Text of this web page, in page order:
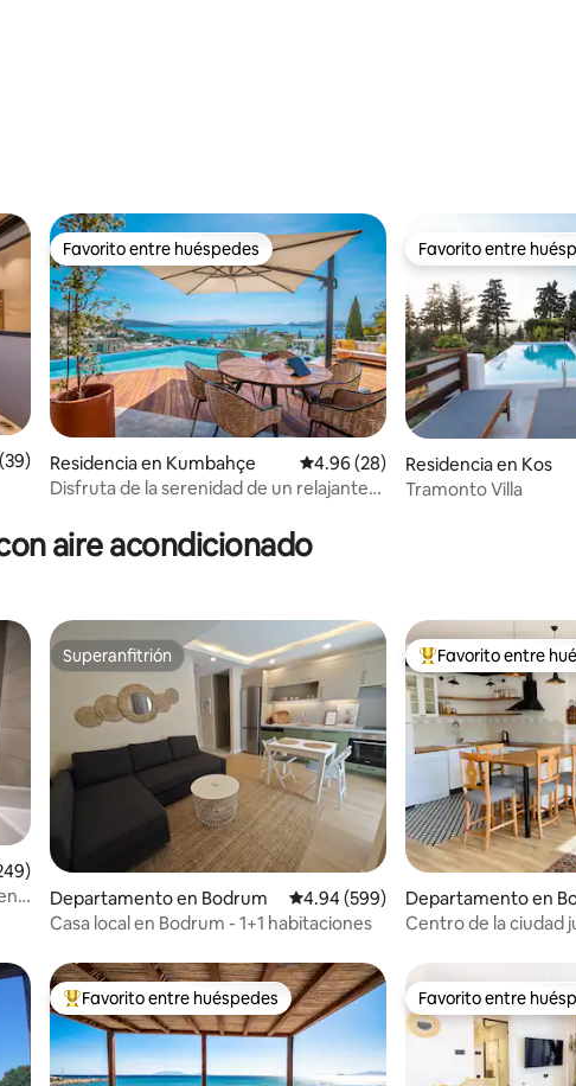
promedio: 4.97 de 5; 39 evaluaciones
Favorito entre huéspedes
Favorito entre huéspedes
Residencia en Kumbahçe Calificación promedio: 4.96 de 5;
4.96 (28)
Disfruta de la serenidad de un relajante
Favorito entre
Favorito entre
Residencia en Kos
Tramonto Villa
aire acondicionado
promedio: 4.66 de 5; 249 evaluaciones
Superanfitrión
Superanfitrión
Departamento en Bodrum Calificación promedio: 4.94 de 5;
4.94 (599)
Casa local en Bodrum - 1+1 habitaciones
De los mejores en
Favorito entre
Departamento en
Centro de la ciudad
De los mejores en Favorito entre huéspedes
Favorito entre huéspedes Favorito entre
Favorito entre